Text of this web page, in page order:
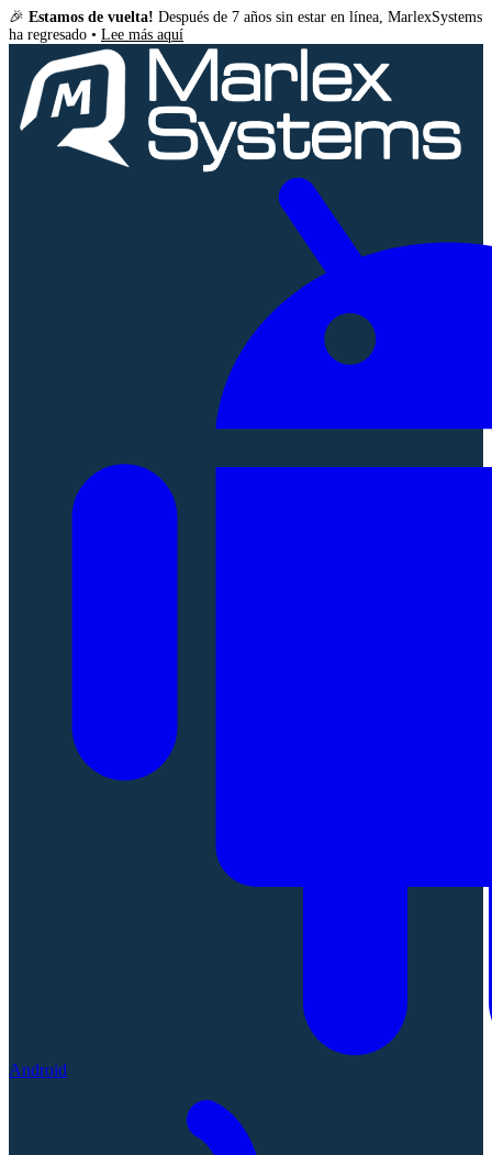
🎉 Estamos de vuelta! Después de 7 años sin estar en línea, MarlexSystems
ha regresado • Lee más aquí
Android